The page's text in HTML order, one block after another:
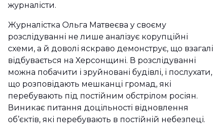
журналісти.
Журналістка Ольга Матвеєва у своєму
розслідуванні не лише аналізує корупційні
схеми, а й доволі яскраво демонструє, що взагалі
відбувається на Херсонщині. В розслідуванні
можна побачити і зруйновані будівлі, і послухати,
що розповідають мешканці громад, які
перебувають під постійним обстрілом росіян.
Виникає питання доцільності відновлення
об’єктів, які перебувають в постійній небезпеці.